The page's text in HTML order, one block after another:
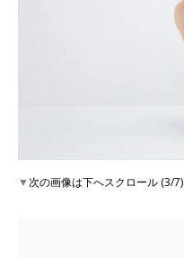
▼次の画像は下へスクロール (3/7)